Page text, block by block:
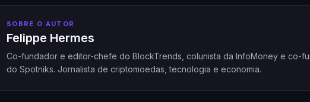
SOBRE O AUTOR
Felippe Hermes
Co-fundador e editor-chefe do BlockTrends, colunista da InfoMoney e co-
do Spotniks. Jornalista de criptomoedas, tecnologia e economia.